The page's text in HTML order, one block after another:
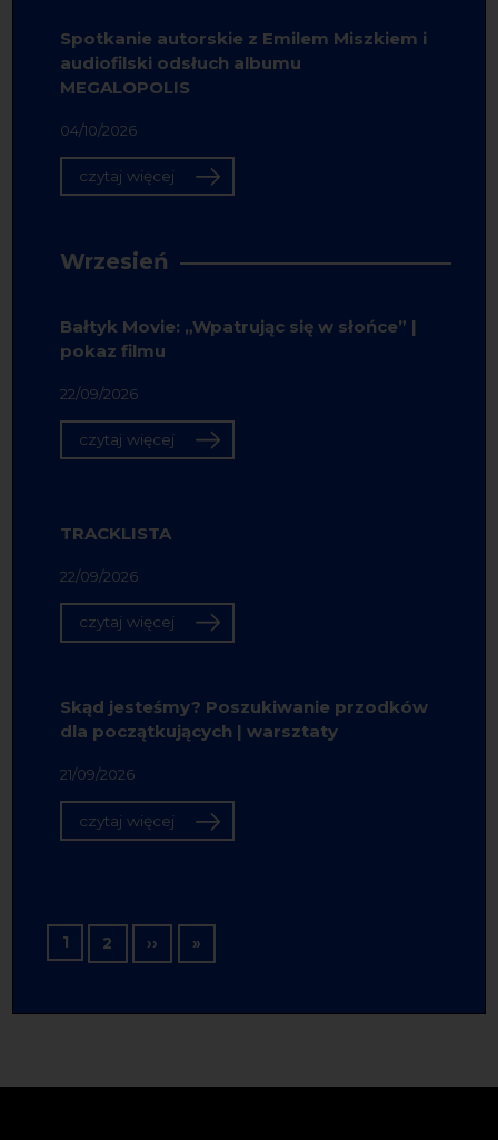
Spotkanie autorskie z Emilem Miszkiem i
audiofilski odsłuch albumu
MEGALOPOLIS
04/10/2026
czytaj więcej
Wrzesień
Bałtyk Movie: „Wpatrując się w słońce” |
pokaz filmu
22/09/2026
czytaj więcej
TRACKLISTA
22/09/2026
czytaj więcej
Skąd jesteśmy? Poszukiwanie przodków
dla początkujących | warsztaty
21/09/2026
czytaj więcej
Stronicowanie
1 2 ›› Następna strona
»Ostatnia strona